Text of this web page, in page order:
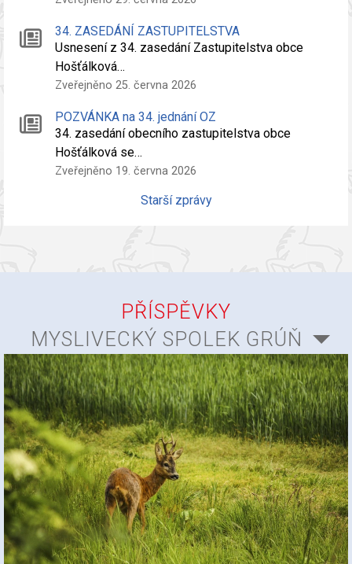
34. ZASEDÁNÍ ZASTUPITELSTVA
Usnesení z 34. zasedání Zastupitelstva obce
Hošťálková…
Zveřejněno 25. června 2026
POZVÁNKA na 34. jednání OZ
34. zasedání obecního zastupitelstva obce
Hošťálková se…
Zveřejněno 19. června 2026
Starší zprávy
PŘÍSPĚVKY
MYSLIVECKÝ SPOLEK GRÚŇ